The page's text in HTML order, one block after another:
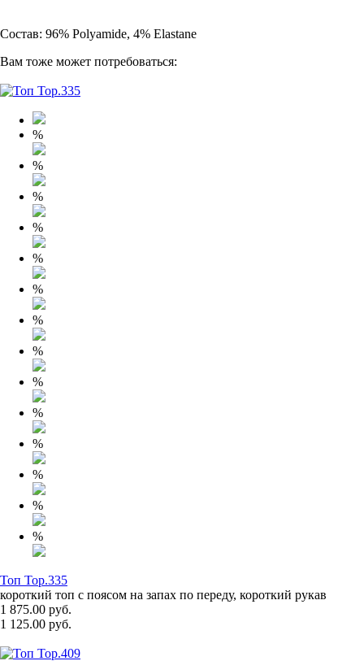
Состав: 96% Polyamide, 4% Elastane
Вам тоже может потребоваться:
%
%
%
%
%
%
%
%
%
%
%
%
%
%
Топ Top.335
короткий топ с поясом на запах по переду, короткий рукав
1 875.00 руб.
1 125.00 руб.